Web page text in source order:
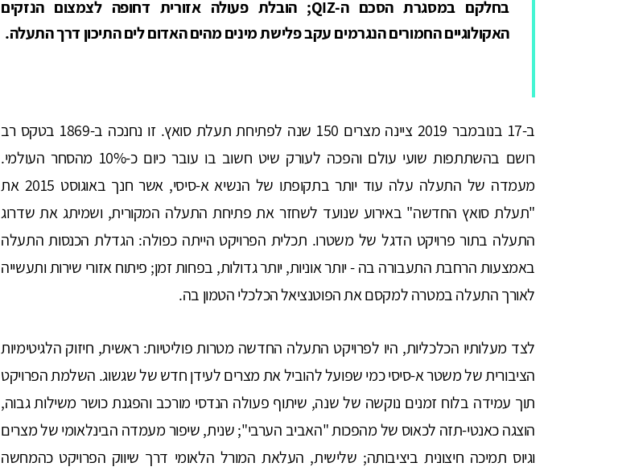
בחלקם במסגרת הסכם ה-QIZ; הובלת פעולה אזורית דחופה לצמצום הנזקים
האקולוגיים החמורים הנגרמים עקב פלישת מינים מהים האדום לים התיכון דרך התעלה.
ב-17 בנובמבר 2019 ציינה מצרים 150 שנה לפתיחת תעלת סואץ. זו נחנכה ב-1869 בטקס רב
רושם בהשתתפות שועי עולם והפכה לעורק שיט חשוב בו עובר כיום כ-10% מהסחר העולמי.
מעמדה של התעלה עלה עוד יותר בתקופתו של הנשיא א-סיסי, אשר חנך באוגוסט 2015 את
"תעלת סואץ החדשה" באירוע שנועד לשחזר את פתיחת התעלה המקורית, ושמיתג את שדרוג
התעלה בתור פרויקט הדגל של משטרו. תכלית הפרויקט הייתה כפולה: הגדלת הכנסות התעלה
באמצעות הרחבת התעבורה בה - יותר אוניות, יותר גדולות, בפחות זמן; פיתוח אזורי שירות ותעשייה
לאורך התעלה במטרה למקסם את הפוטנציאל הכלכלי הטמון בה.
לצד מעלותיו הכלכליות, היו לפרויקט התעלה החדשה מטרות פוליטיות: ראשית, חיזוק הלגיטימיות
הציבורית של משטר א-סיסי כמי שפועל להוביל את מצרים לעידן חדש של שגשוג. השלמת הפרויקט
תוך עמידה בלוח זמנים נוקשה של שנה, שיתוף פעולה הנדסי מורכב והפגנת כושר משילות גבוה,
הוצגה כאנטי-תזה לכאוס של מהפכות "האביב הערבי"; שנית, שיפור מעמדה הבינלאומי של מצרים
וגיוס תמיכה חיצונית ביציבותה; שלישית, העלאת המורל הלאומי דרך שיווק הפרויקט כהמחשה